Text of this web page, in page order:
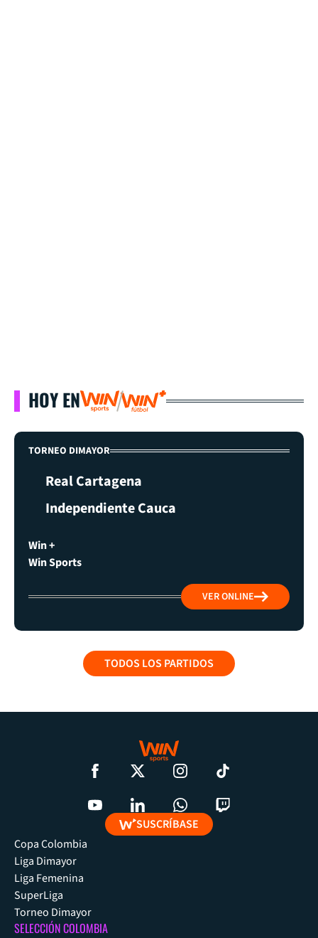
HOY EN
TORNEO DIMAYOR
Real Cartagena
Independiente Cauca
Win +
Win Sports
VER ONLINE
TODOS LOS PARTIDOS
SUSCRÍBASE
Copa Colombia
Liga Dimayor
Liga Femenina
SuperLiga
Torneo Dimayor
SELECCIÓN COLOMBIA